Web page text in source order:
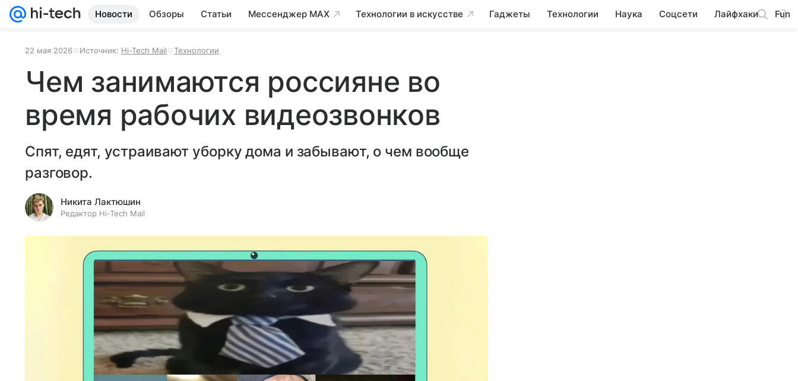
Новости Обзоры Статьи Мессенджер MAX Технологии в искусстве Гаджеты Технологии Наука Соцсети Лайфхаки Fun
22 мая 2026 Источник: Hi-Tech Mail Технологии
Чем занимаются россияне во
время рабочих видеозвонков
Спят, едят, устраивают уборку дома и забывают, о чем вообще
разговор.
Никита Лактюшин
Редактор Hi-Tech Mail